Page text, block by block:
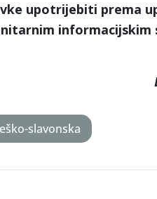
upotrijebiti prema
informacijskim
slavonska